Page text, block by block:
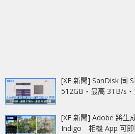
[XF 新聞] SanDisk 同
512GB‧最高 3TB/s‧
[XF 新聞] Adobe 將生
Indigo 相機 App 可即